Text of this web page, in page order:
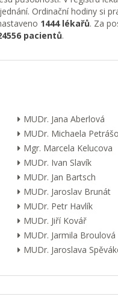
Ordinační hodiny si
1444 lékařů. Za
pacientů.
MUDr. Jana Aberlová
MUDr. Michaela
Mgr. Marcela Kelucova
MUDr. Ivan Slavík
MUDr. Jan Bartsch
MUDr. Jaroslav Brunát
MUDr. Petr Havlík
MUDr. Jiří Kovář
MUDr. Jarmila Broulová
MUDr. Jaroslava